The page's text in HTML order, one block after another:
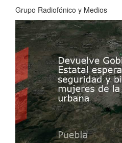
Grupo Radiofónico y Medios